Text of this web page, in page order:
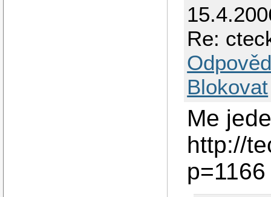
Re:
Blokovat
Me
http://
p=1166